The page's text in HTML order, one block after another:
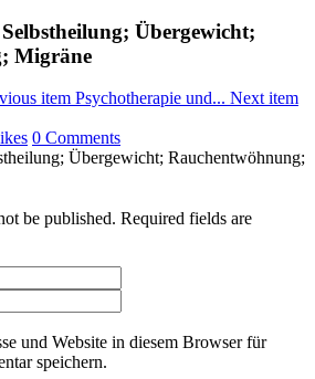
Übergewicht;
Migräne
item Psychotherapie und... Next item
0 Comments
Übergewicht; Rauchentwöhnung;
be published. Required fields are
und Website in diesem Browser für
speichern.